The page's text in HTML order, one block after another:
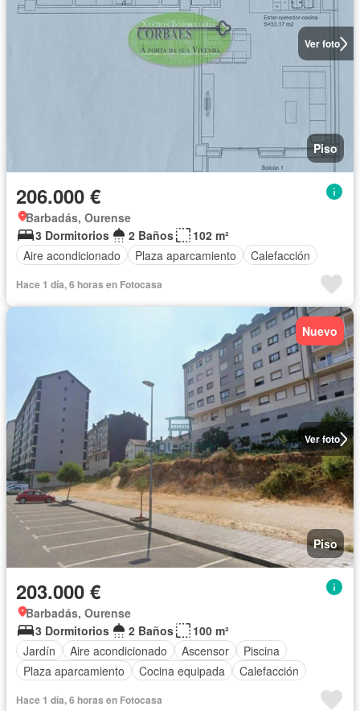
Ver foto
Piso
206.000 €
Barbadás, Ourense
3 Dormitorios
2 Baños
102 m²
Aire acondicionado
Plaza aparcamiento Calefacción
Hace 1 día, 6 horas en Fotocasa
Ver foto
Nuevo
Piso
203.000 €
Barbadás, Ourense
3 Dormitorios
2 Baños
100 m²
Jardín
Aire acondicionado Ascensor
Piscina
Plaza aparcamiento
Cocina equipada Calefacción
Hace 1 día, 6 horas en Fotocasa